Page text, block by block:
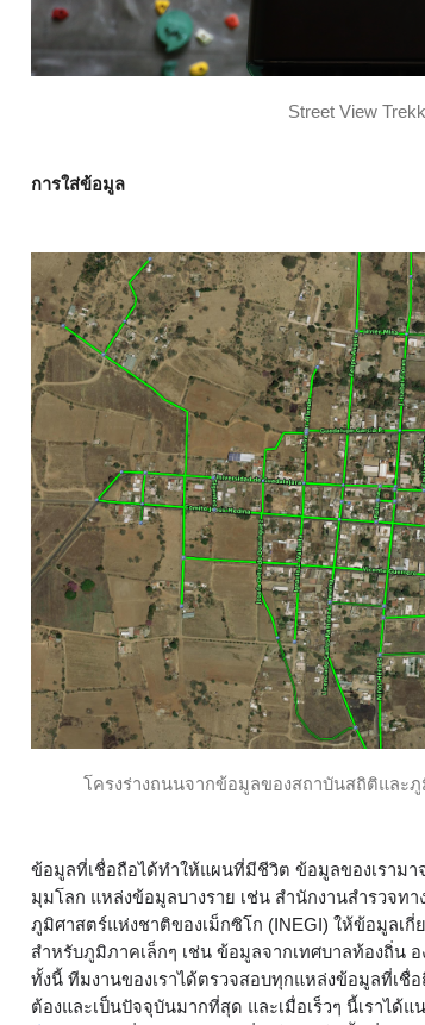
Street View
การใส่ข้อมูล
โครงร่างถนนจากข้อมูลของสถาบันสถิติและ
ข้อมูลที่เชื่อถือได้ทำให้แผนที่มีชีวิต ข้อมูลของเราม
มุมโลก แหล่งข้อมูลบางราย เช่น สำนักงานสำรวจท
ภูมิศาสตร์แห่งชาติของเม็กซิโก (INEGI) ให้ข้อมูลเ
สำหรับภูมิภาคเล็กๆ เช่น ข้อมูลจากเทศบาลท้องถิ่
ทั้งนี้ ทีมงานของเราได้ตรวจสอบทุกแหล่งข้อมูลที่เชื่
ต้องและเป็นปัจจุบันมากที่สุด และเมื่อเร็วๆ นี้เราได้แ